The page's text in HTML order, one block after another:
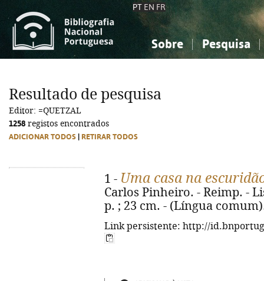
PT EN FR
Sobre Pesquisa
Ciências sociais...
Ciências sociais...
Resultado de pesquisa
Editor: =QUETZAL
1258 registos encontrados
ADICIONAR TODOS RETIRAR TODOS
1 - Uma casa na
Carlos Pinheiro. - Reimp. -
p. ; 23 cm. - (Língua
Link persistente: http://